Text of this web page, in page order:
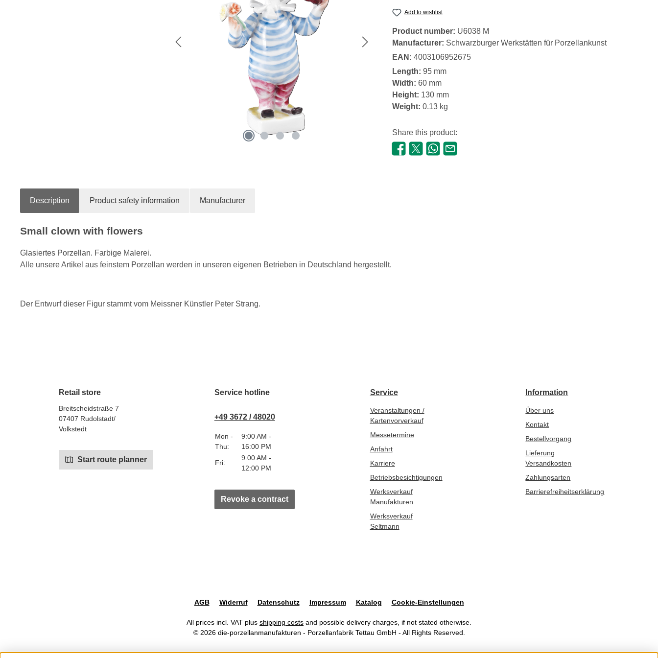
Add to wishlist
Product number: U6038 M
Manufacturer: Schwarzburger Werkstätten für Porzellankunst
EAN: 4003106952675
Length: 95 mm
Width: 60 mm
Height: 130 mm
Weight: 0.13 kg
Share this product:
Description Product safety information Manufacturer
Small clown with flowers
Glasiertes Porzellan. Farbige Malerei.
Alle unsere Artikel aus feinstem Porzellan werden in unseren eigenen Betrieben in Deutschland hergestellt.
Der Entwurf dieser Figur stammt vom Meissner Künstler Peter Strang.
Retail store
Breitscheidstraße 7
07407 Rudolstadt/
Volkstedt
Start route planner
Service hotline
+49 3672 / 48020
Mon -
Thu:
9:00 AM -
16:00 PM
Fri:
9:00 AM -
12:00 PM
Revoke a contract
Service
Veranstaltungen /
Kartenvorverkauf
Messetermine
Anfahrt
Karriere
Betriebsbesichtigungen
Werksverkauf
Manufakturen
Werksverkauf
Seltmann
Information
Über uns
Kontakt
Bestellvorgang
Lieferung
Versandkosten
Zahlungsarten
Barrierefreiheitserklärung
AGB Widerruf Datenschutz Impressum Katalog Cookie-Einstellungen
All prices incl. VAT plus shipping costs and possible delivery charges, if not stated otherwise.
© 2026 die-porzellanmanufakturen - Porzellanfabrik Tettau GmbH - All Rights Reserved.